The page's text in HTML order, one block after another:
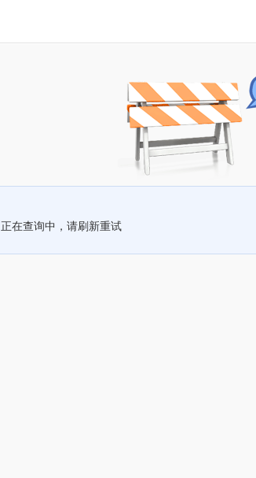
正在查询中，请刷新重试